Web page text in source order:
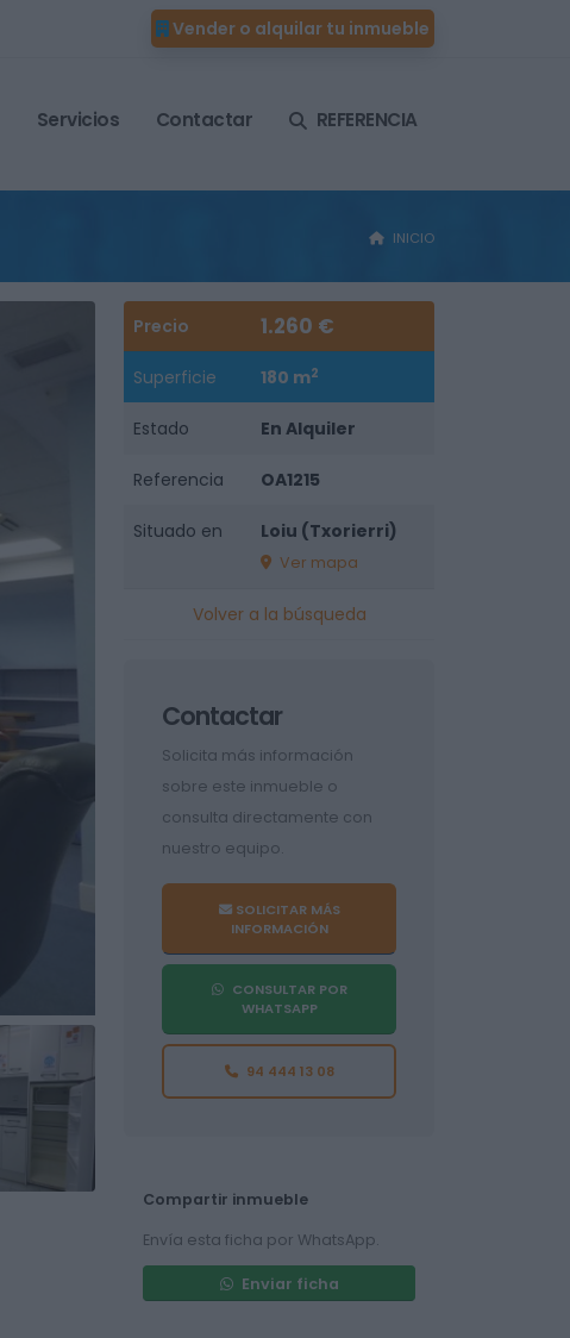
Vender o alquilar tu inmueble
Servicios Contactar REFERENCIA
INICIO
Precio 1.260 €
Superficie 180 m2
Estado En Alquiler
Referencia OA1215
Situado en Loiu (Txorierri)
Ver mapa
Volver a la búsqueda
Contactar
Solicita más información
sobre este inmueble o
consulta directamente con
nuestro equipo.
SOLICITAR MÁS
INFORMACIÓN
CONSULTAR POR
WHATSAPP
94 444 13 08
Compartir inmueble
Envía esta ficha por WhatsApp.
Enviar ficha